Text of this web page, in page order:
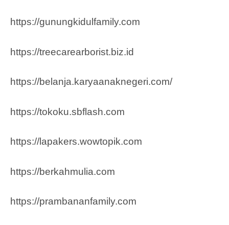
https://gunungkidulfamily.com
https://treecarearborist.biz.id
https://belanja.karyaanaknegeri.com/
https://tokoku.sbflash.com
https://lapakers.wowtopik.com
https://berkahmulia.com
https://prambananfamily.com